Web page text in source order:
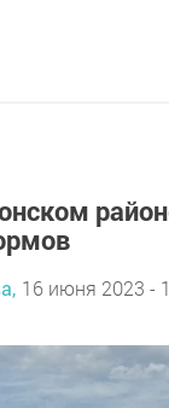
16 июня 2023 -